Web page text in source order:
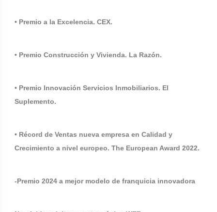
• Premio a la Excelencia. CEX.
• Premio Construcción y Vivienda. La Razón.
• Premio Innovación Servicios Inmobiliarios. El
Suplemento.
• Récord de Ventas nueva empresa en Calidad y
Crecimiento a nivel europeo. The European Award 2022.
-Premio 2024 a mejor modelo de franquicia innovadora